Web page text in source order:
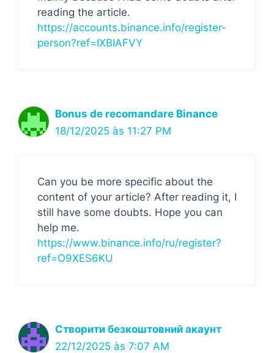
reading the article.
https://accounts.binance.info/register-
person?ref=IXBIAFVY
Bonus de recomandare Binance
18/12/2025 às 11:27 PM
Can you be more specific about the
content of your article? After reading it, I
still have some doubts. Hope you can
help me.
https://www.binance.info/ru/register?
ref=O9XES6KU
Створити безкоштовний акаунт
22/12/2025 às 7:07 AM